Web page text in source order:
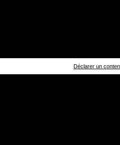
Déclarer un